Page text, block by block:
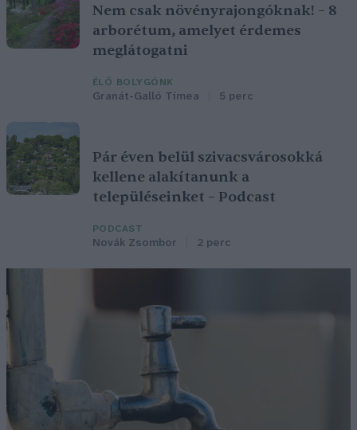
Nem csak növényrajongóknak! – 8
arborétum, amelyet érdemes
meglátogatni
ÉLŐ BOLYGÓNK
Granát-Galló Tímea 5 perc
Pár éven belül szivacsvárosokká
kellene alakítanunk a
településeinket – Podcast
PODCAST
Novák Zsombor 2 perc